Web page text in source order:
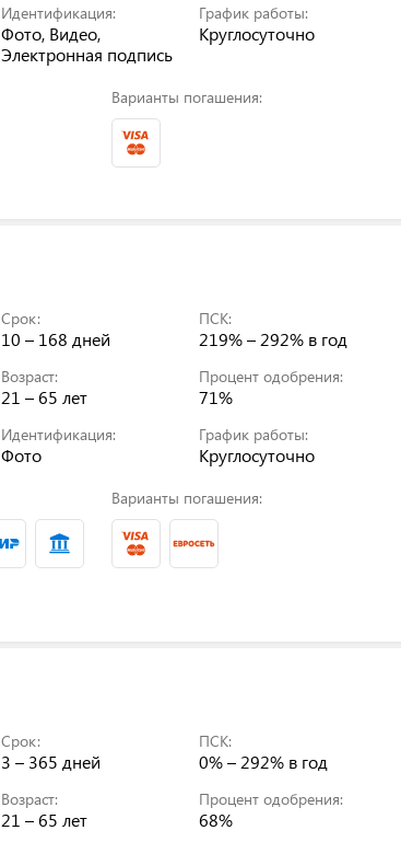
Идентификация:
Фото, Видео,
Электронная подпись
График работы:
Круглосуточно
Варианты погашения:
Срок:
10 – 168 дней
ПСК:
219% – 292% в год
Возраст:
21 – 65 лет
Процент одобрения:
71%
Идентификация:
Фото
График работы:
Круглосуточно
Варианты погашения:
Срок:
3 – 365 дней
ПСК:
0% – 292% в год
Возраст:
21 – 65 лет
Процент одобрения:
68%